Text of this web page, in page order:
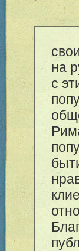
на
с